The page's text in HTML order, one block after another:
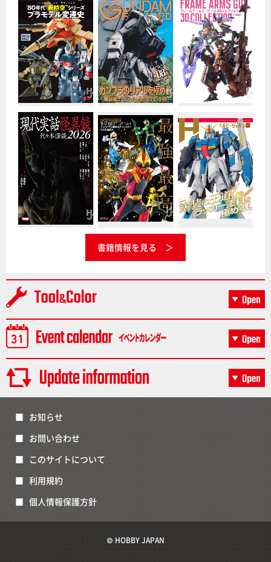
書籍情報を見る
お知らせ
お問い合わせ
このサイトについて
利用規約
個人情報保護方針
© HOBBY JAPAN